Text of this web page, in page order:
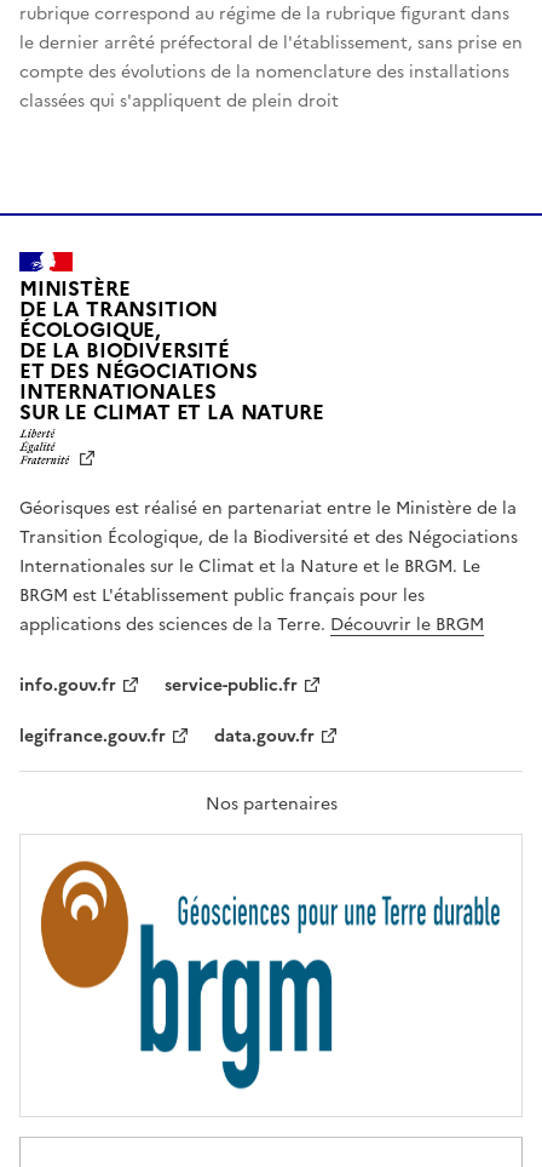
rubrique correspond au régime de la rubrique figurant dans
le dernier arrêté préfectoral de l'établissement, sans prise en
compte des évolutions de la nomenclature des installations
classées qui s'appliquent de plein droit
MINISTÈRE
DE LA TRANSITION
ÉCOLOGIQUE,
DE LA BIODIVERSITÉ
ET DES NÉGOCIATIONS
INTERNATIONALES
SUR LE CLIMAT ET LA NATUREL
T
É
,
É
G
A
L
F
A
T
R
T
É
Géorisques est réalisé en partenariat entre le Ministère de la
Transition Écologique, de la Biodiversité et des Négociations
Internationales sur le Climat et la Nature et le BRGM. Le
BRGM est L'établissement public français pour les
applications des sciences de la Terre. Découvrir le BRGM
info.gouv.fr
service-public.fr
legifrance.gouv.fr
data.gouv.fr
Nos partenaires